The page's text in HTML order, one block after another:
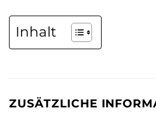
Inhalt
ZUSÄTZLICHE